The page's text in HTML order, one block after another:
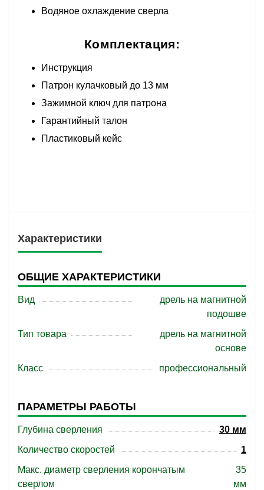
Водяное охлаждение сверла
Комплектация:
Инструкция
Патрон кулачковый до 13 мм
Зажимной ключ для патрона
Гарантийный талон
Пластиковый кейс
Характеристики
ОБЩИЕ ХАРАКТЕРИСТИКИ
Вид
дрель на магнитной
подошве
Тип товара
дрель на магнитной
основе
Класс
профессиональный
ПАРАМЕТРЫ РАБОТЫ
Глубина сверления
30 мм
Количество скоростей
1
Макс. диаметр сверления корончатым
сверлом
35
мм